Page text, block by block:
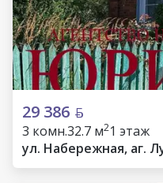
29 386
3 комн.32.7 м21 этаж
ул. Набережная, аг.